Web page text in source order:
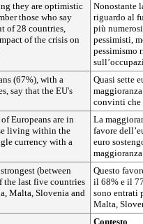
they are optimistic
those who say
of 28 countries,
of the crisis on
Nonostante
riguardo al
più
pessimisti,
pessimismo
(67%), with a
say that the EU's
Quasi sette
convinti che
Europeans are in
living within the
currency with a
La
favore
euro
(between
the last five countries
Malta, Slovenia and
Questo
il 68% e il
sono entrati
Malta,
Contesto